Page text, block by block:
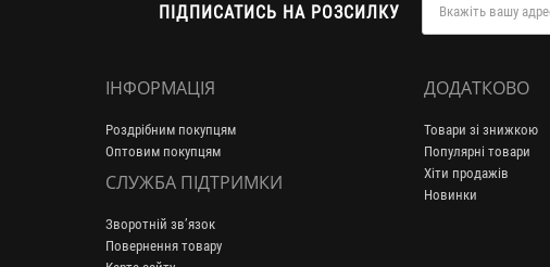
ПІДПИСАТИСЬ НА РОЗСИЛКУ
ІНФОРМАЦІЯ
Роздрібним покупцям
Оптовим покупцям
СЛУЖБА ПІДТРИМКИ
Зворотній зв’язок
Повернення товару
ДОДАТКОВО
Товари зі знижкою
Популярні товари
Хіти продажів
Новинки